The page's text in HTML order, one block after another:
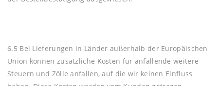
6.5 Bei Lieferungen in Länder außerhalb der Europäischen
Union können zusätzliche Kosten für anfallende weitere
Steuern und Zölle anfallen, auf die wir keinen Einfluss